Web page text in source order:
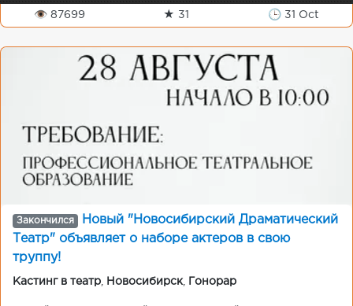
👁 87699 ★ 31 🕒 31 Oct
Закончился
Новый "Новосибирский Драматический
Театр" объявляет о наборе актеров в свою
труппу!
Кастинг в театр Новосибирск, Гонорар